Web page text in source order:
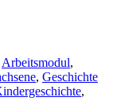
Arbeitsmodul,
, Geschichte
,